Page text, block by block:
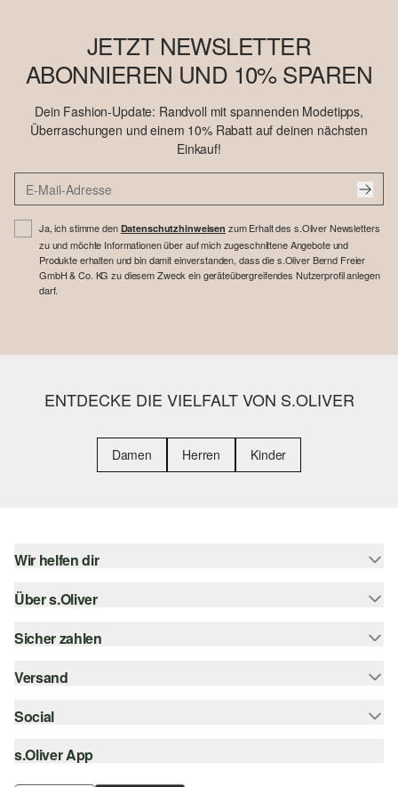
JETZT NEWSLETTER
ABONNIEREN UND 10% SPAREN
Dein Fashion-Update: Randvoll mit spannenden Modetipps,
Überraschungen und einem 10% Rabatt auf deinen nächsten
Einkauf!
Ja, ich stimme den Datenschutzhinweisen zum Erhalt des s.Oliver Newsletters
zu und möchte Informationen über auf mich zugeschnittene Angebote und
Produkte erhalten und bin damit einverstanden, dass die s.Oliver Bernd Freier
GmbH & Co. KG zu diesem Zweck ein geräteübergreifendes Nutzerprofil anlegen
darf.
ENTDECKE DIE VIELFALT VON S.OLIVER
Damen Herren Kinder
Wir helfen dir
Hilfe & FAQ
Größenberatung
Top-Kategorien
Bestellung widerrufen
Über s.Oliver
s.Oliver Magazin
Whatsapp
s.Oliver Group
Sicher zahlen
Rechnung
Kreditkarte
Versand
Sendungsverfolgung
DHL
Social
instagram
s.Oliver App